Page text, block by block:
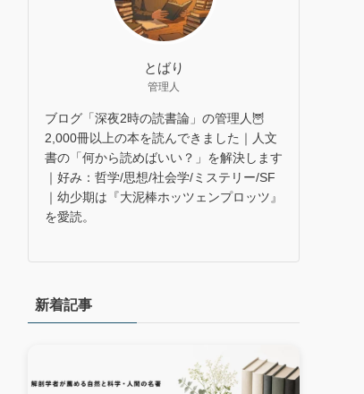
とばり
管理人
ブログ「深夜2時の読書論」の管理人🦉
2,000冊以上の本を読んできました｜人文
書の「何から読めばいい？」を解決します
｜好み：哲学/思想/社会学/ミステリー/SF
｜幼少期は『大泥棒ホッツェンプロッツ』
を愛読。
新着記事